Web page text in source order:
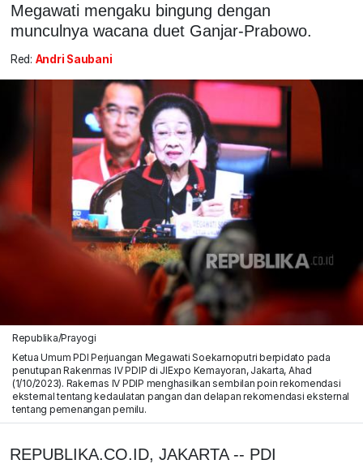
Megawati mengaku bingung dengan
munculnya wacana duet Ganjar-Prabowo.
Red: Andri Saubani
Republika/Prayogi
Ketua Umum PDI Perjuangan Megawati Soekarnoputri berpidato pada
penutupan Rakenrnas IV PDIP di JIExpo Kemayoran, Jakarta, Ahad
(1/10/2023). Rakernas IV PDIP menghasilkan sembilan poin rekomendasi
eksternal tentang kedaulatan pangan dan delapan rekomendasi eksternal
tentang pemenangan pemilu.
REPUBLIKA.CO.ID, JAKARTA -- PDI